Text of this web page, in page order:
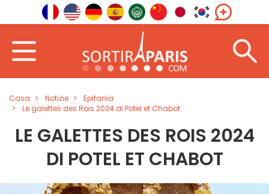
Casa Notizie
Epifania
Le galettes des Rois 2024 di Potel et Chabot
LE GALETTES DES ROIS 2024
DI POTEL ET CHABOT